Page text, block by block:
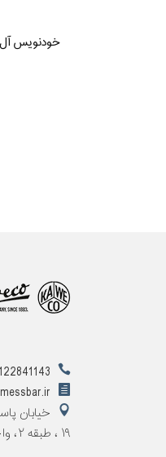
خودنویس آل
خیابان
۱۹ ، طبقه ۲، واحد ۴